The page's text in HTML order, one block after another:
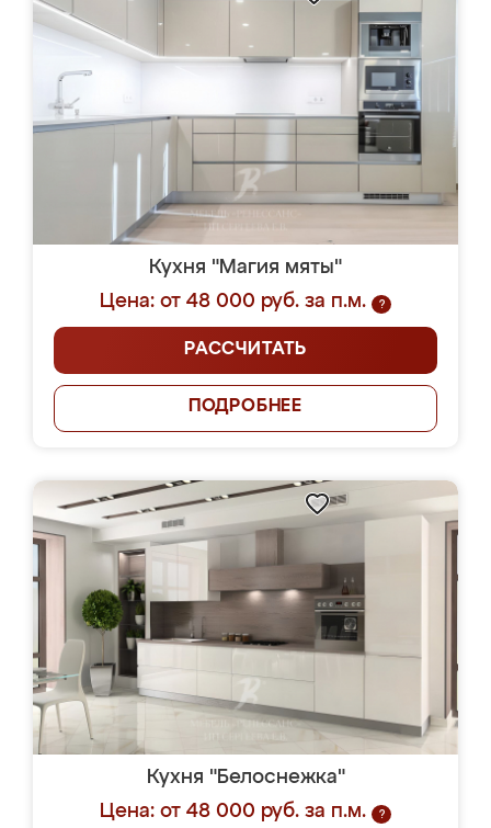
Кухня "Магия мяты"
Цена: от 48 000 руб. за п.м.
?
РАССЧИТАТЬ
ПОДРОБНЕЕ
Кухня "Белоснежка"
Цена: от 48 000 руб. за п.м.
?